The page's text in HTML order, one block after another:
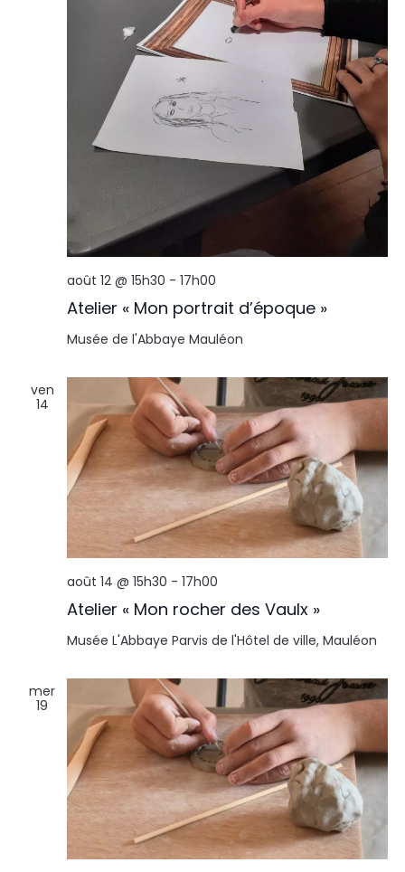
Atelier « Mon portrait d’époque »
août 12 @ 15h30 - 17h00
Musée de l'Abbaye Mauléon
ven
14
Atelier « Mon rocher des Vaulx »
août 14 @ 15h30 - 17h00
Musée L'Abbaye Parvis de l'Hôtel de ville, Mauléon
mer
19